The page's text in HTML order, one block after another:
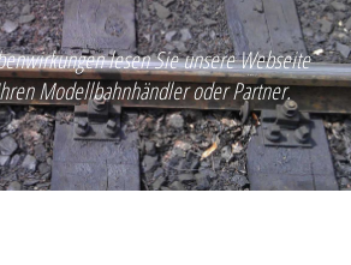
lesen Sie unsere Webseite
Modellbahnhändler oder Partner.